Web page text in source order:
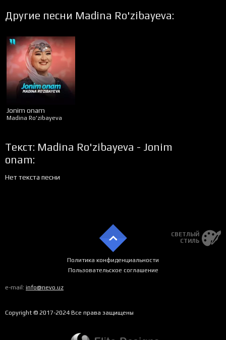
Другие песни Madina Ro'zibayeva:
Jonim onam
Madina Ro'zibayeva
Текст: Madina Ro'zibayeva - Jonim
onam:
Нет текста песни
СВЕТЛЫЙ
СТИЛЬ
Политика конфиденциальности
Пользовательское соглашение
e-mail: info@nevo.uz
Copyright © 2017-2024 Все права защищены